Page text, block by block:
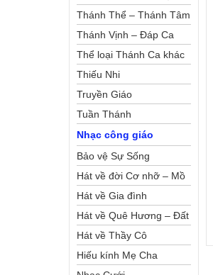
Thánh Thể – Thánh Tâm
Thánh Vịnh – Đáp Ca
Thể loại Thánh Ca khác
Thiếu Nhi
Truyền Giáo
Tuần Thánh
Nhạc công giáo
Bảo vệ Sự Sống
Hát về đời Cơ nhỡ – Mồ
côi
Hát về Gia đình
Hát về Quê Hương – Đất
Nước
Hát về Thầy Cô
Hiếu kính Mẹ Cha